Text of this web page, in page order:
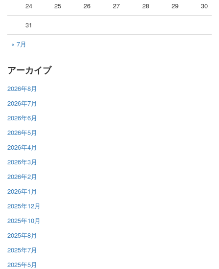
« 7月
24 25 26 27 28 29 30
31
アーカイブ
2026年8月
2026年7月
2026年6月
2026年5月
2026年4月
2026年3月
2026年2月
2026年1月
2025年12月
2025年10月
2025年8月
2025年7月
2025年5月